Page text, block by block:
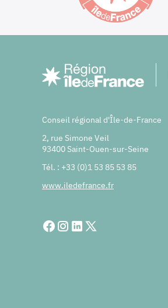
Conseil régional d'Île-de-France
2, rue Simone Veil
93400 Saint-Ouen-sur-Seine
Tél. : +33 (0)1 53 85 53 85
www.iledefrance.fr